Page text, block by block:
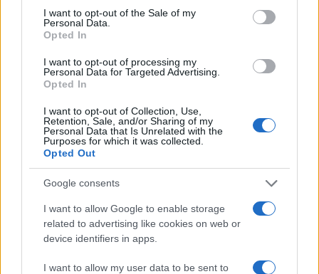
consent section.
I want to opt-out of the Sale of my
Personal Data.
Opted In
I want to opt-out of processing my
Personal Data for Targeted Advertising.
Opted In
I want to opt-out of Collection, Use,
Retention, Sale, and/or Sharing of my
Personal Data that Is Unrelated with the
Purposes for which it was collected.
Opted Out
Google consents
I want to allow Google to enable storage
related to advertising like cookies on web or
device identifiers in apps.
I want to allow my user data to be sent to
grondstoffen
Sanne De Vries · 5 aug 2026